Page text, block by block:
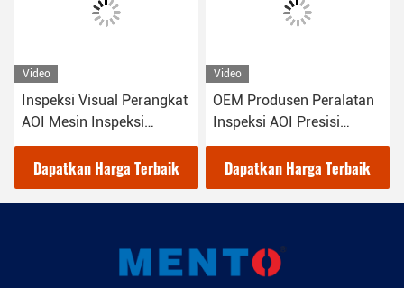
Video
Inspeksi Visual Perangkat
AOI Mesin Inspeksi
Otomatis Optik
Dapatkan Harga Terbaik
Video
OEM Produsen Peralatan
Inspeksi AOI Presisi
Tinggi
Dapatkan Harga Terbaik